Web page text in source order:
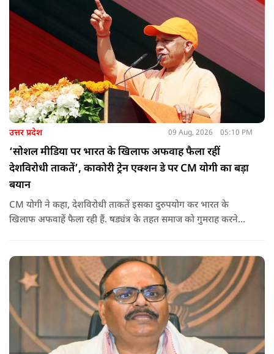
उत्तर प्रदेश 09 Aug, 2026 05:10 PM
‘सोशल मीडिया पर भारत के खिलाफ अफवाह फैला रहीं
देशविरोधी ताकतें’, काकोरी ट्रेन एक्शन डे पर CM योगी का बड़ा
बयान
CM योगी ने कहा, देशविरोधी ताकतें इसका दुरुपयोग कर भारत के
खिलाफ अफवाहें फैला रही हैं. षड्यंत्र के तहत समाज को गुमराह करने